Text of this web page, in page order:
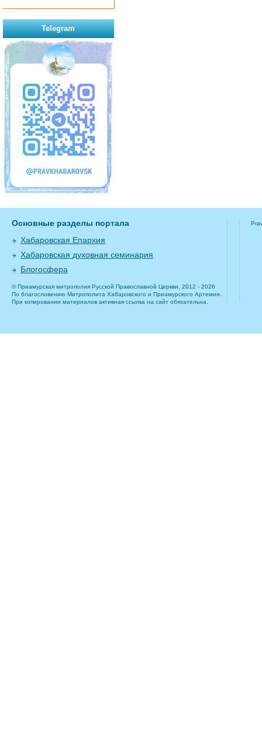
Telegram
Основные разделы портала
Хабаровская Епархия
Хабаровская духовная семинария
Блогосфера
© Приамурская митрополия Русской Православной Церкви, 2012 - 2026
По благословению Митрополита Хабаровского и Приамурского Артемия.
При копировании материалов активная ссылка на сайт обязательна.